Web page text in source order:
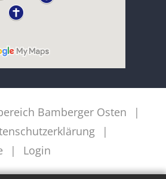
Bamberger Osten
Login